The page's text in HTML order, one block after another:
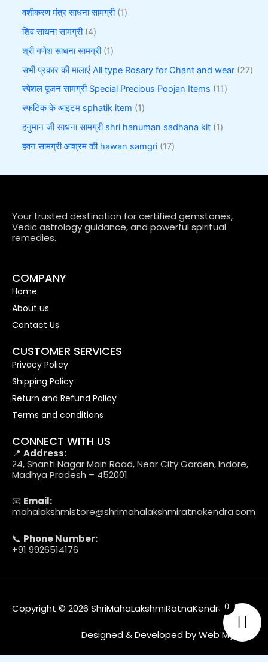
वशीकरण मंत्र साधना सामग्री 1
शिव साधना सामग्री 4
श्री गणेश साधना सामग्री 1
सभी प्रकार की मालाएं All type Rosary for Chant and wear 27
स्पेशल पूजन सामग्री Special Precious Poojan Items 11
स्फटिक के आइटम sphatik item 1
हनुमान जी साधना सामग्री shri hanuman sadhana kit 1
हवन सामग्री आश्रम की hawan samgri 17
Your trusted destination for certified gemstones,
Vedic astrology guidance, and powerful spiritual
remedies.
COMPANY
Home
About us
Contact Us
CUSTOMER SERVICES
Privacy Policy
Shipping Policy
Return and Refund Policy
Terms and conditions
CONNECT WITH US
📍 Address:
24, Shanti Nagar Main Road, Near City Garden, Indore,
Madhya Pradesh – 452001
📧 Email:
mahalakshmistore@shrimahalakshmiratnakendra.com
📞 Phone Number:
+91 9926514176
Copyright © 2026 ShriMahaLakshmiRatnaKendra
Designed & Developed by Web MyTech
0